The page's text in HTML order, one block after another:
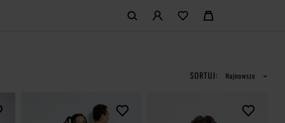
NIE MAM KONTA
SORTUJ: Najnowsze